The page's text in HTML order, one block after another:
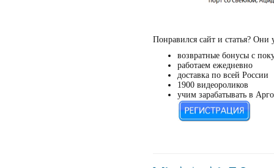
Понравился сайт и статья? Они
возвратные бонусы с
работаем ежедневно
доставка по всей России
1900 видеороликов
учим зарабатывать в Арго